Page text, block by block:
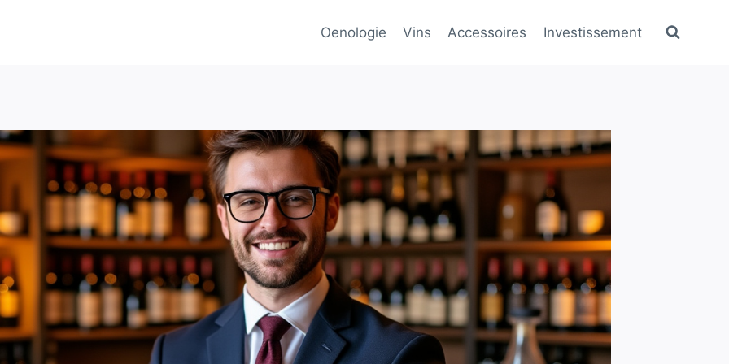
Oenologie Vins Accessoires Investissement